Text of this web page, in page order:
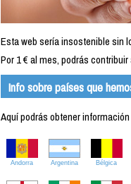
Esta web sería insostenible sin
Por 1 € al mes, podrás
Info sobre países que
Aquí podrás obtener
Andorra Argentina Bélgica